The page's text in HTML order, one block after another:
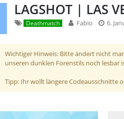
LAGSHOT | LAS
Deathmatch Fabio 6.
Wichtiger Hinweis: Bitte ändert nicht
unseren dunklen Forenstils noch lesbar
Tipp: Ihr wollt längere Codeausschnitte